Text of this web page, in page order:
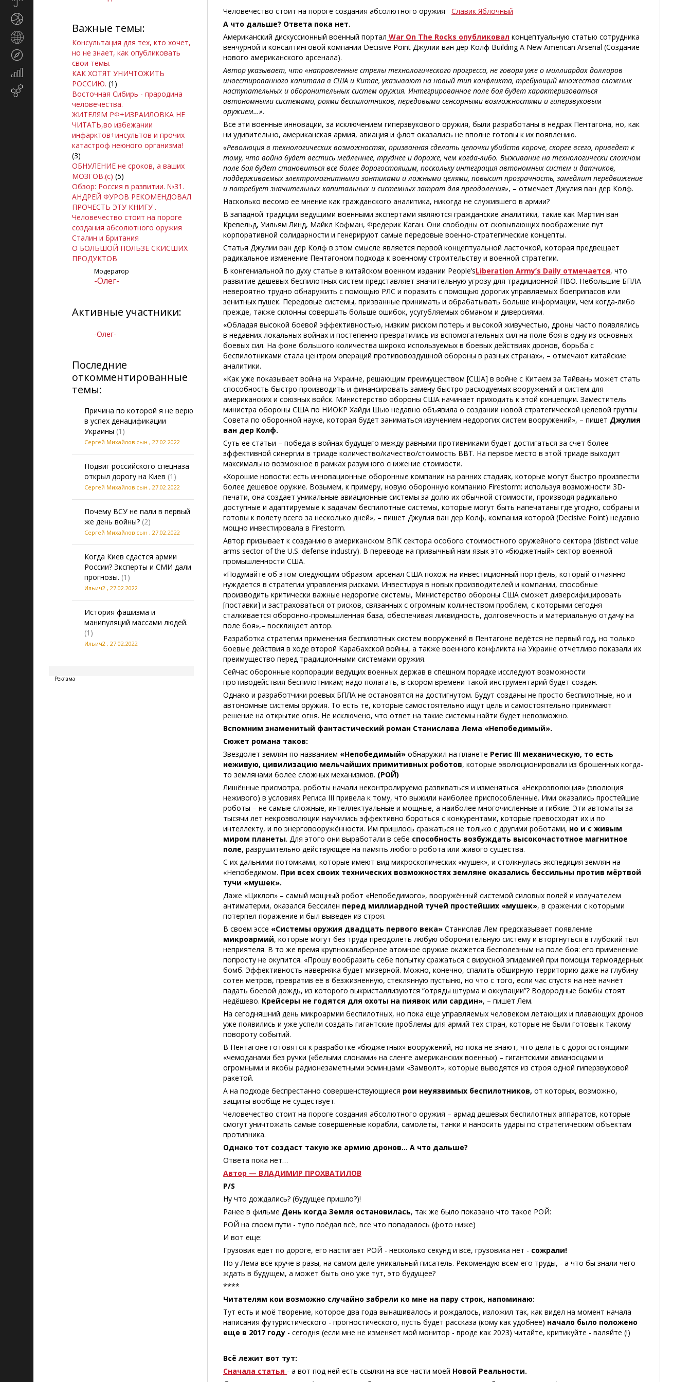
Экономика
маркетинг
Важные темы:
Консультация для тех, кто хочет,
но не знает, как опубликовать
свои темы.
КАК ХОТЯТ УНИЧТОЖИТЬ
РОССИЮ. (1)
Восточная Сибирь - прародина
человечества.
ЖИТЕЛЯМ РФ+ИЗРАИЛОВКА НЕ
ЧИТАТЬ,во избежании
инфарктов+инсультов и прочих
катастроф неюного организма!
(3)
ОБНУЛЕНИЕ не сроков, а ваших
МОЗГОВ.(с) (5)
Обзор: Россия в развитии. №31.
АНДРЕЙ ФУРОВ РЕКОМЕНДОВАЛ
ПРОЧЕСТЬ ЭТУ КНИГУ .
Человечество стоит на пороге
создания абсолютного оружия
Сталин и Британия
О БОЛЬШОЙ ПОЛЬЗЕ СКИСШИХ
ПРОДУКТОВ
Модератор
-Олег-
Активные участники:
-Олег-
Последние
откомментированные
темы:
Причина по которой я не верю
в успех денацификации
Украины (1)
Сергей Михайлов сын , 27.02.2022
Подвиг российского спецназа
открыл дорогу на Киев (1)
Сергей Михайлов сын , 27.02.2022
Почему ВСУ не пали в первый
же день войны? (2)
Сергей Михайлов сын , 27.02.2022
Когда Киев сдастся армии
России? Эксперты и СМИ дали
прогнозы. (1)
Ильич2 , 27.02.2022
История фашизма и
манипуляций массами людей.
(1)
Ильич2 , 27.02.2022
Реклама
Человечество стоит на пороге создания абсолютного оружияСлавик Яблочный
А что дальше? Ответа пока нет.
Американский дискуссионный военный портал War On The Rocks опубликовал концептуальную статью сотрудника
венчурной и консалтинговой компании Decisive Point Джулии ван дер Колф Building A New American Arsenal (Создание
нового американского арсенала).
Автор указывает, что «направленные стрелы технологического прогресса, не говоря уже о миллиардах долларов
инвестированного капитала в США и Китае, указывают на новый тип конфликта, требующий множества сложных
наступательных и оборонительных систем оружия. Интегрированное поле боя будет характеризоваться
автономными системами, роями беспилотников, передовыми сенсорными возможностями и гиперзвуковым
оружием…».
Все эти военные инновации, за исключением гиперзвукового оружия, были разработаны в недрах Пентагона, но, как
ни удивительно, американская армия, авиация и флот оказались не вполне готовы к их появлению.
«Революция в технологических возможностях, призванная сделать цепочки убийств короче, скорее всего, приведет к
тому, что война будет вестись медленнее, труднее и дороже, чем когда-либо. Выживание на технологически сложном
поле боя будет становиться все более дорогостоящим, поскольку интеграция автономных систем и датчиков,
поддерживаемых электромагнитными зонтиками и ложными целями, повысит прозрачность, замедлит передвижение
и потребует значительных капитальных и системных затрат для преодоления», – отмечает Джулия ван дер Колф.
Насколько весомо ее мнение как гражданского аналитика, никогда не служившего в армии?
В западной традиции ведущими военными экспертами являются гражданские аналитики, такие как Мартин ван
Кревельд, Уильям Линд, Майкл Кофман, Фредерик Каган. Они свободны от сковывающих воображение пут
корпоративной солидарности и генерируют самые передовые военно-стратегические концепты.
Статья Джулии ван дер Колф в этом смысле является первой концептуальной ласточкой, которая предвещает
радикальное изменение Пентагоном подхода к военному строительству и военной стратегии.
В конгениальной по духу статье в китайском военном издании People’sLiberation Army’s Daily отмечается, что
развитие дешевых беспилотных систем представляет значительную угрозу для традиционной ПВО. Небольшие БПЛА
невероятно трудно обнаружить с помощью РЛС и поразить с помощью дорогих управляемых боеприпасов или
зенитных пушек. Передовые системы, призванные принимать и обрабатывать больше информации, чем когда-либо
прежде, также склонны совершать больше ошибок, усугубляемых обманом и диверсиями.
«Обладая высокой боевой эффективностью, низким риском потерь и высокой живучестью, дроны часто появлялись
в недавних локальных войнах и постепенно превратились из вспомогательных сил на поле боя в одну из основных
боевых сил. На фоне большого количества широко используемых в боевых действиях дронов, борьба с
беспилотниками стала центром операций противовоздушной обороны в разных странах», – отмечают китайские
аналитики.
«Как уже показывает война на Украине, решающим преимуществом [США] в войне с Китаем за Тайвань может стать
способность быстро производить и финансировать замену быстро расходуемых вооружений и систем для
американских и союзных войск. Министерство обороны США начинает приходить к этой концепции. Заместитель
министра обороны США по НИОКР Хайди Шью недавно объявила о создании новой стратегической целевой группы
Совета по оборонной науке, которая будет заниматься изучением недорогих систем вооружений», – пишет Джулия
ван дер Колф.
Суть ее статьи – победа в войнах будущего между равными противниками будет достигаться за счет более
эффективной синергии в триаде количество/качество/стоимость ВВТ. На первое место в этой триаде выходит
максимально возможное в рамках разумного снижение стоимости.
«Хорошие новости: есть инновационные оборонные компании на ранних стадиях, которые могут быстро произвести
более дешевое оружие. Возьмем, к примеру, новую оборонную компанию Firestorm: используя возможности 3D-
печати, она создает уникальные авиационные системы за долю их обычной стоимости, производя радикально
доступные и адаптируемые к задачам беспилотные системы, которые могут быть напечатаны где угодно, собраны и
готовы к полету всего за несколько дней», – пишет Джулия ван дер Колф, компания которой (Decisive Point) недавно
мощно инвестировала в Firestorm.
Автор призывает к созданию в американском ВПК сектора особого стоимостного оружейного сектора (distinct value
arms sector of the U.S. defense industry). В переводе на привычный нам язык это «бюджетный» сектор военной
промышленности США.
«Подумайте об этом следующим образом: арсенал США похож на инвестиционный портфель, который отчаянно
нуждается в стратегии управления рисками. Инвестируя в новых производителей и компании, способные
производить критически важные недорогие системы, Министерство обороны США сможет диверсифицировать
[поставки] и застраховаться от рисков, связанных с огромным количеством проблем, с которыми сегодня
сталкивается оборонно-промышленная база, обеспечивая ликвидность, долговечность и материальную отдачу на
поле боя»,– восклицает автор.
Разработка стратегии применения беспилотных систем вооружений в Пентагоне ведётся не первый год, но только
боевые действия в ходе второй Карабахской войны, а также военного конфликта на Украине отчетливо показали их
преимущество перед традиционными системами оружия.
Сейчас оборонные корпорации ведущих военных держав в спешном порядке исследуют возможности
противодействия беспилотникам; надо полагать, в скором времени такой инструментарий будет создан.
Однако и разработчики роевых БПЛА не остановятся на достигнутом. Будут созданы не просто беспилотные, но и
автономные системы оружия. То есть те, которые самостоятельно ищут цель и самостоятельно принимают
решение на открытие огня. Не исключено, что ответ на такие системы найти будет невозможно.
Вспомним знаменитый фантастический роман Станислава Лема «Непобедимый».
Сюжет романа таков:
Звездолет землян по названием «Непобедимый» обнаружил на планете Регис III механическую, то есть
неживую, цивилизацию мельчайших примитивных роботов, которые эволюционировали из брошенных когда-
то землянами более сложных механизмов. (РОЙ)
Лишённые присмотра, роботы начали неконтролируемо развиваться и изменяться. «Некроэволюция» (эволюция
неживого) в условиях Региса III привела к тому, что выжили наиболее приспособленные. Ими оказались простейшие
роботы – не самые сложные, интеллектуальные и мощные, а наиболее многочисленные и гибкие. Эти автоматы за
тысячи лет некроэволюции научились эффективно бороться с конкурентами, которые превосходят их и по
интеллекту, и по энерговооружённости. Им пришлось сражаться не только с другими роботами, но и с живым
миром планеты. Для этого они выработали в себе способность возбуждать высокочастотное магнитное
поле, разрушительно действующее на память любого робота или живого существа.
С их дальними потомками, которые имеют вид микроскопических «мушек», и столкнулась экспедиция землян на
«Непобедимом. При всех своих технических возможностях земляне оказались бессильны против мёртвой
тучи «мушек».
Даже «Циклоп» – самый мощный робот «Непобедимого», вооружённый системой силовых полей и излучателем
антиматерии, оказался бессилен перед миллиардной тучей простейших «мушек», в сражении с которыми
потерпел поражение и был выведен из строя.
В своем эссе «Системы оружия двадцать первого века» Станислав Лем предсказывает появление
микроармий, которые могут без труда преодолеть любую оборонительную систему и вторгнуться в глубокий тыл
неприятеля. В то же время крупнокалиберное атомное оружие окажется бесполезным на поле боя: его применение
попросту не окупится. «Прошу вообразить себе попытку сражаться с вирусной эпидемией при помощи термоядерных
бомб. Эффективность наверняка будет мизерной. Можно, конечно, спалить обширную территорию даже на глубину
сотен метров, превратив её в безжизненную, стеклянную пустыню, но что с того, если час спустя на неё начнёт
падать боевой дождь, из которого выкристаллизуются “отряды штурма и оккупации”? Водородные бомбы стоят
недёшево. Крейсеры не годятся для охоты на пиявок или сардин», – пишет Лем.
На сегодняшний день микроармии беспилотных, но пока еще управляемых человеком летающих и плавающих дронов
уже появились и уже успели создать гигантские проблемы для армий тех стран, которые не были готовы к такому
повороту событий.
В Пентагоне готовятся к разработке «бюджетных» вооружений, но пока не знают, что делать с дорогостоящими
«чемоданами без ручки («белыми слонами» на сленге американских военных) – гигантскими авианосцами и
огромными и якобы радионезаметными эсминцами «Замволт», которые выводятся из строя одной гиперзвуковой
ракетой.
А на подходе беспрестанно совершенствующиеся рои неуязвимых беспилотников, от которых, возможно,
защиты вообще не существует.
Человечество стоит на пороге создания абсолютного оружия – армад дешевых беспилотных аппаратов, которые
смогут уничтожать самые совершенные корабли, самолеты, танки и наносить удары по стратегическим объектам
противника.
Однако тот создаст такую же армию дронов… А что дальше?
Ответа пока нет…
Автор — ВЛАДИМИР ПРОХВАТИЛОВ
P/S
Ну что дождались? (будущее пришло?)!
Ранее в фильме День когда Земля остановилась, так же было показано что такое РОЙ:
РОЙ на своем пути - тупо поёдал всё, все что попадалось (фото ниже)
И вот еще:
Грузовик едет по дороге, его настигает РОЙ - несколько секунд и всё, грузовика нет - сожрали!
Но у Лема всё круче в разы, на самом деле уникальный писатель. Рекомендую всем его труды, - а что бы знали чего
ждать в будущем, а может быть оно уже тут, это будущее?
****
Читателям кои возможно случайно забрели ко мне на пару строк, напоминаю:
Тут есть и моё творение, которое два года вынашивалось и рождалось, изложил так, как видел на момент начала
написания футуристического - прогностического, пусть будет рассказа (кому как удобнее) начало было положено
еще в 2017 году - сегодня (если мне не изменяет мой монитор - вроде как 2023) читайте, критикуйте - валяйте (!)
Всё лежит вот тут:
Сначала статья - а вот под ней есть ссылки на все части моей Новой Реальности.